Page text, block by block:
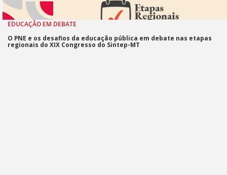
EDUCAÇÃO EM DEBATE
O PNE e os desafios da educação pública em debate nas etapas
regionais do XIX Congresso do Sintep-MT